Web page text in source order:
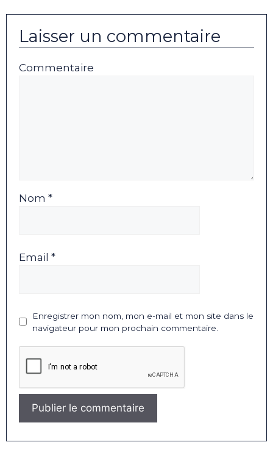
Laisser un commentaire
Commentaire
Nom *
Email *
Enregistrer mon nom, mon e-mail et mon site dans le
navigateur pour mon prochain commentaire.